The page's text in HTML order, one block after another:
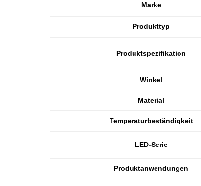
Marke
Produkttyp
Produktspezifikation
Winkel
Material
Temperaturbeständigkeit
LED-Serie
Produktanwendungen